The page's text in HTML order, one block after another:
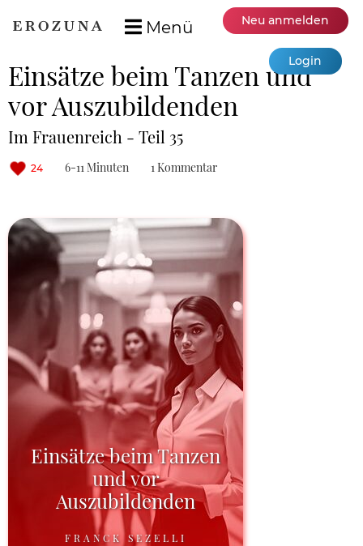
Menü Neu anmelden
Login
Einsätze beim Tanzen und
vor Auszubildenden
Im Frauenreich - Teil 35
24 6-11 Minuten 1 Kommentar
Einsätze beim Tanzen
und vor
Auszubildenden
FRANCK SEZELLI